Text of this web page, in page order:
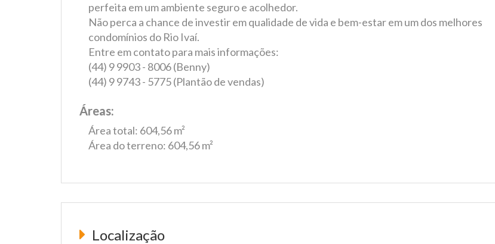
perfeita em um ambiente seguro e acolhedor.
Não perca a chance de investir em qualidade de vida e bem-estar em um dos melhores
condomínios do Rio Ivaí.
Entre em contato para mais informações:
(44) 9 9903 - 8006 (Benny)
(44) 9 9743 - 5775 (Plantão de vendas)
Áreas:
Área total: 604,56 m²
Área do terreno: 604,56 m²
Localização